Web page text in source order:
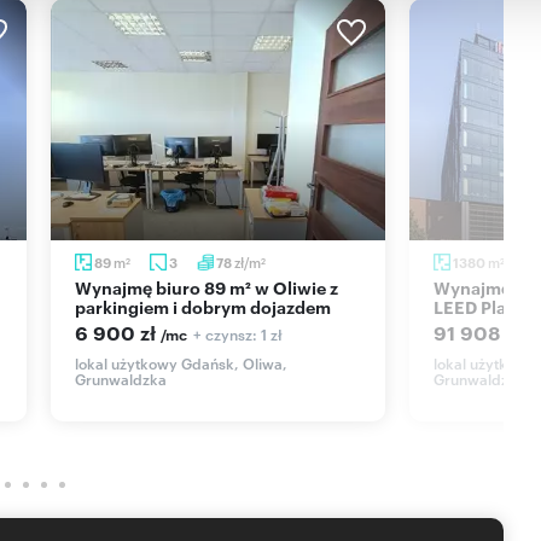
89 m2 3 78zł/m2
Wynajmę biuro 89 m² w Oliwie z
parkingiem i dobrym dojazdem
6 900 zł /mc + czynsz: 1 zł
lokal użytkowy Gdańsk, Oliwa,
Grunwaldzka
1380 m 2
Wynajmę nowoczesny biurowiec
LEED
91 908 zł
lokal użytkowy
Grunwaldzka